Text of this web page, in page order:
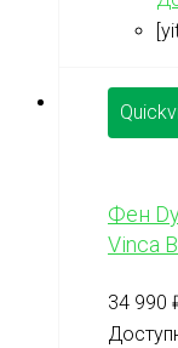
Фен
Vinca
34 990